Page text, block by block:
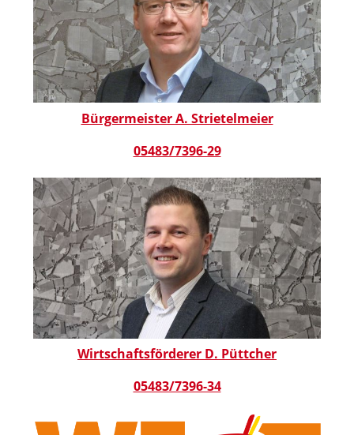
Bürgermeister A. Strietelmeier
05483/7396-29
Wirtschaftsförderer D. Püttcher
05483/7396-34